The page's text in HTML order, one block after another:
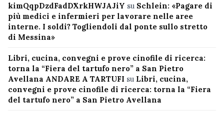
kimQqpDzdFadDXrkHWJAJiY su Schlein: «Pagare di
più medici e infermieri per lavorare nelle aree
interne. I soldi? Togliendoli dal ponte sullo stretto
di Messina»
Libri, cucina, convegni e prove cinofile di ricerca:
torna la “Fiera del tartufo nero” a San Pietro
Avellana ANDARE A TARTUFI su Libri, cucina,
convegni e prove cinofile di ricerca: torna la “Fiera
del tartufo nero” a San Pietro Avellana